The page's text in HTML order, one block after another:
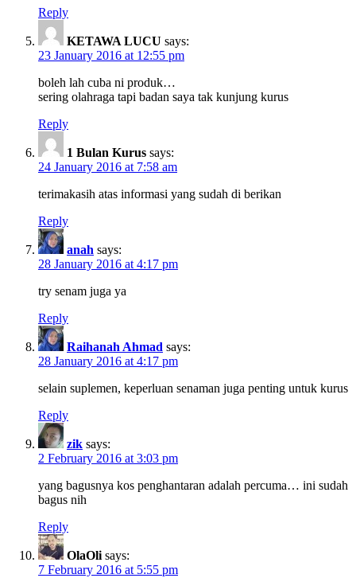
Reply
KETAWA LUCU says:
23 January 2016 at 12:55 pm
boleh lah cuba ni produk…
sering olahraga tapi badan saya tak kunjung kurus
Reply
1 Bulan Kurus says:
24 January 2016 at 7:58 am
terimakasih atas informasi yang sudah di berikan
Reply
anah says:
28 January 2016 at 4:17 pm
try senam juga ya
Reply
Raihanah Ahmad says:
28 January 2016 at 4:17 pm
selain suplemen, keperluan senaman juga penting untuk kurus
Reply
zik says:
2 February 2016 at 3:03 pm
yang bagusnya kos penghantaran adalah percuma… ini sudah
bagus nih
Reply
OlaOli says:
7 February 2016 at 5:55 pm